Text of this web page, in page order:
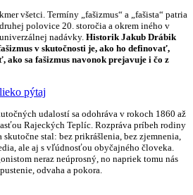
všetci. Termíny „fašizmus“ a „fašista“ patria
polovice 20. storočia a okrem iného v
nadávky. Historik Jakub Drábik
v skutočnosti je, ako ho definovať,
ako sa fašizmus navonok prejavuje i čo z
pýtaj
udalostí sa odohráva v rokoch 1860 až
Rajeckých Teplíc. Rozpráva príbeh rodiny
stal: bez prikrášlenia, bez zjemnenia,
ale aj s vľúdnosťou obyčajného človeka.
neraz neúprosný, no napriek tomu nás
odvaha a pokora.